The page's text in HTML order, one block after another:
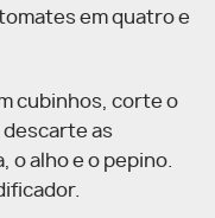
em quatro e
cubinhos, corte o
descarte as
o alho e o pepino.